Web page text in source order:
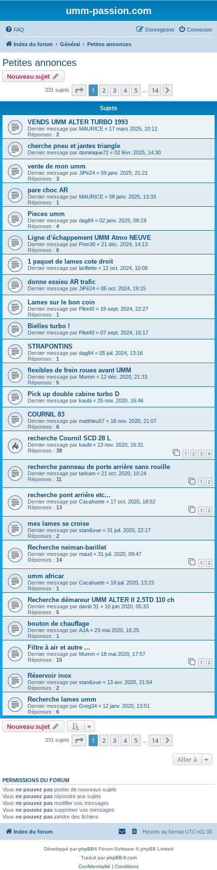
umm-passion.com
FAQ Connexion
S’enregistrer
Index du forum Général Petites annonces
Petites annonces
Nouveau sujet
331 sujets Page 1sur14
1 2 3 4 5 14
Sujets
VENDS UMM ALTER TURBO 1993
Dernier message par MAURICE « 17 mars 2025, 10:12
Réponses : 2
cherche pneu et jantes triangle
Dernier message par dominique72 « 02 févr. 2025, 14:30
vente de mon umm
Dernier message par JiPé24 « 09 janv. 2025, 21:21
Réponses : 3
pare choc AR
Dernier message par MAURICE « 08 janv. 2025, 13:33
Réponses : 1
Pieces umm
Dernier message par dag84 « 02 janv. 2025, 08:19
Réponses : 4
Ligne d’échappement UMM Atmo NEUVE
Dernier message par Pom30 « 21 déc. 2024, 14:13
Réponses : 6
1 paquet de lames cote droit
Dernier message par lariflette « 12 oct. 2024, 10:08
donne essieu AR trafic
Dernier message par JiPé24 « 06 oct. 2024, 19:15
Lames sur le bon coin
Dernier message par Pilot40 « 19 sept. 2024, 22:27
Réponses : 1
Bielles turbo !
Dernier message par Pilot40 « 07 sept. 2024, 15:17
STRAPONTINS
Dernier message par dag84 « 05 juil. 2024, 13:16
Réponses : 1
flexibles de frein roues avant UMM
Dernier message par Mumm « 12 déc. 2020, 21:33
Réponses : 5
Pick up double cabine turbo D
Dernier message par kaubi « 25 nov. 2020, 16:46
COURNIL 83
Dernier message par matthieu57 « 16 nov. 2020, 21:07
Réponses : 6
recherche Cournil SCD 28 L
Dernier message par kaubi « 13 nov. 2020, 16:31
Réponses : 39 1 2 3 4
recherche panneau de porte arrière sans rouille
Dernier message par tarkam « 21 oct. 2020, 10:24
Réponses : 11 1 2
recherche pont arriére etc...
Dernier message par Cacahuete « 17 oct. 2020, 18:52
Réponses : 13 1 2
mes lames se croise
Dernier message par stan&sue « 31 juil. 2020, 22:17
Réponses : 2
Recherche neiman-barillet
Dernier message par maud « 31 juil. 2020, 09:47
Réponses : 14 1 2
umm africar
Dernier message par Cacahuete « 18 juil. 2020, 13:23
Réponses : 1
Recherche démareur UMM ALTER II 2.5TD 110 ch
Dernier message par david 31 « 10 juin 2020, 05:33
Réponses : 5
bouton de chauffage
Dernier message par AJA « 23 mai 2020, 16:25
Réponses : 1
Filtre à air et autre ...
Dernier message par Mumm « 18 mai 2020, 17:57
Réponses : 15 1 2
Réservoir inox
Dernier message par stan&sue « 13 avr. 2020, 21:54
Réponses : 2
Recherche lames umm
Dernier message par Greg34 « 12 janv. 2020, 13:51
Réponses : 6
Nouveau sujet
331 sujets Page 1sur14
1 2 3 4 5 14
Aller à
PERMISSIONS DU FORUM
Vous ne pouvez pas poster de nouveaux sujets
Vous ne pouvez pas répondre aux sujets
Vous ne pouvez pas modifier vos messages
Vous ne pouvez pas supprimer vos messages
Vous ne pouvez pas joindre des fichiers
Index du forum Heures au format UTC+01:00
Développé parphpBB® Forum Software © phpBB Limited
Traduit parphpBB-fr.com
Confidentialité | Conditions